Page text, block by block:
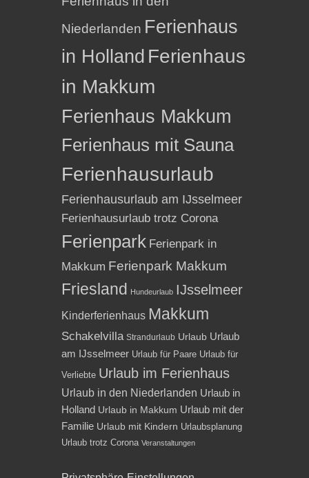
Niederlanden Ferienhaus
in Holland Ferienhaus
in Makkum
Ferienhaus Makkum
Ferienhaus mit Sauna
Ferienhausurlaub
Ferienhausurlaub am IJsselmeer
Ferienhausurlaub trotz Corona
Ferienpark Ferienpark in
Makkum Ferienpark Makkum
Friesland Hundeurlaub IJsselmeer
Kinderferienhaus Makkum
Schakelvilla Strandurlaub Urlaub Urlaub
am IJsselmeer Urlaub für Paare Urlaub für
Verliebte Urlaub im Ferienhaus
Urlaub in den Niederlanden Urlaub in
Holland Urlaub in Makkum Urlaub mit der
Familie Urlaub mit Kindern Urlaubsplanung
Urlaub trotz Corona Veranstaltungen